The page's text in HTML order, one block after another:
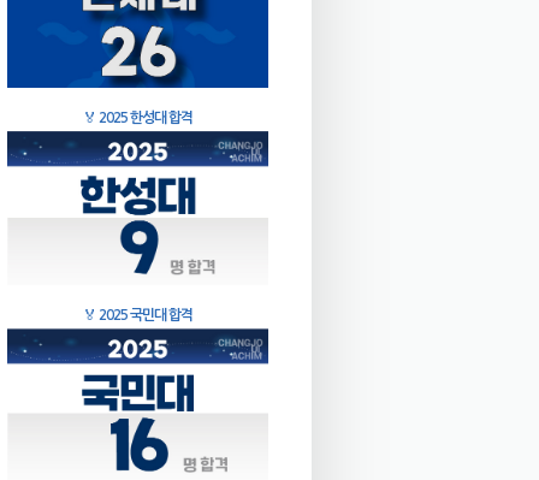
🏅 2025 한성대 합격
🏅 2025 국민대 합격